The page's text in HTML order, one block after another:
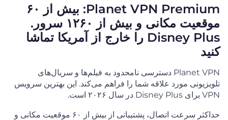
Planet VPN Premium: بیش از ۶۰
موقعیت مکانی و بیش از ۱۲۶۰ سرور.
Disney Plus را خارج از آمریکا تماشا
کنید
Planet VPN دسترسی نامحدود به فیلم‌ها و سریال‌های
تلویزیونی مورد علاقه شما را فراهم می‌کند. این بهترین سرویس
VPN برای Disney Plus در سال ۲۰۲۶ است.
حداکثر سرعت اتصال، پشتیبانی از بیش از ۶۰ موقعیت مکانی و